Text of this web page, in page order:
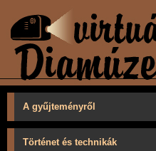
A gyűjteményről
Történet és technikák